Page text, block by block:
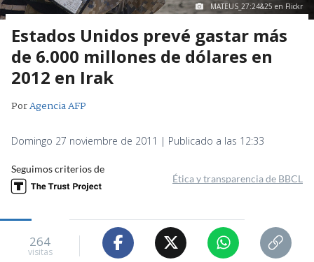
MATEUS_27:24&25 en Flickr
Estados Unidos prevé gastar más
de 6.000 millones de dólares en
2012 en Irak
PorAgencia AFP
Domingo 27 noviembre de 2011 | Publicado a las 12:33
Seguimos criterios de
Ética y transparencia de BBCL
264
visitas